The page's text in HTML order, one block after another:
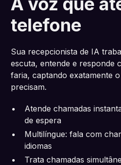
telefone
Sua recepcionista de IA
escuta, entende e responde
faria, captando exatamente
precisam.
Atende chamadas
de espera
Multilíngue: fala com
idiomas
Trata chamadas